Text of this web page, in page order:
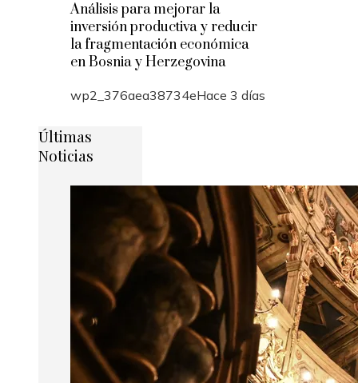
Análisis para mejorar la
inversión productiva y reducir
la fragmentación económica
en Bosnia y Herzegovina
wp2_376aea38734eHace 3 días
Últimas
Noticias